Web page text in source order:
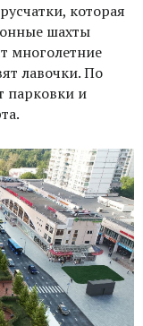
которая
шахты
многолетние
лавочки. По
парковки и